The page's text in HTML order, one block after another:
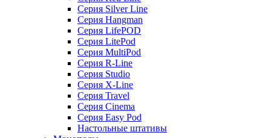
Серия Silver Line
Серия Hangman
Серия LifePOD
Серия LitePod
Серия MultiPod
Серия R-Line
Серия Studio
Серия X-Line
Серия Travel
Серия Cinema
Серия Easy Pod
Настольные штативы